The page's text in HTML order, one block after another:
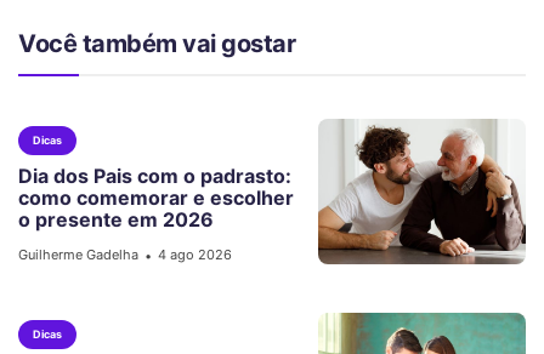
Você também vai gostar
Dicas
Dia dos Pais com o padrasto:
como comemorar e escolher
o presente em 2026
Guilherme Gadelha • 4 ago 2026
Dicas